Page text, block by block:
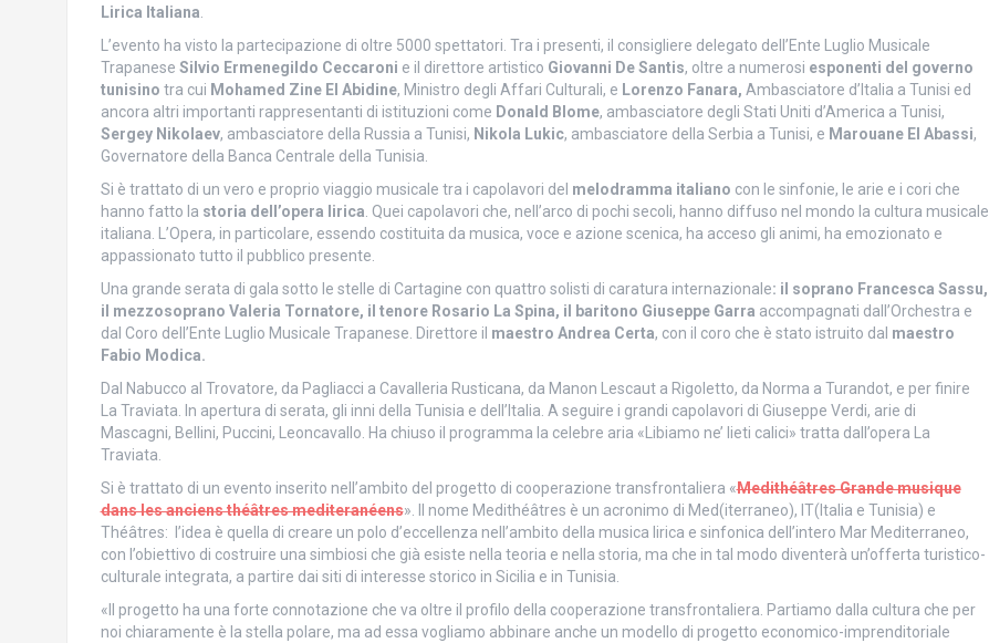
Lirica Italiana
L’evento ha visto la partecipazione di oltre 5000 spettatori. Tra i presenti, il consigliere delegato dell’Ente Luglio Musicale
Trapanese Silvio Ermenegildo Ceccaroni e il direttore artistico Giovanni De Santis, oltre a numerosi esponenti del governo
tunisino tra cui Mohamed Zine El Abidine, Ministro degli Affari Culturali, e Lorenzo Fanara, Ambasciatore d’Italia a Tunisi ed
ancora altri importanti rappresentanti di istituzioni come Donald Blome, ambasciatore degli Stati Uniti d’America a Tunisi,
Sergey Nikolaev, ambasciatore della Russia a Tunisi, Nikola Lukic, ambasciatore della Serbia a Tunisi, e Marouane El Abassi,
Governatore della Banca Centrale della Tunisia.
Si è trattato di un vero e proprio viaggio musicale tra i capolavori del melodramma italiano con le sinfonie, le arie e i cori che
hanno fatto la storia dell’opera lirica . Quei capolavori che, nell’arco di pochi secoli, hanno diffuso nel mondo la cultura musicale
italiana. L’Opera, in particolare, essendo costituita da musica, voce e azione scenica, ha acceso gli animi, ha emozionato e
appassionato tutto il pubblico presente.
Una grande serata di gala sotto le stelle di Cartagine con quattro solisti di caratura internazionale: il soprano Francesca Sassu,
il mezzosoprano Valeria Tornatore, il tenore Rosario La Spina, il baritono Giuseppe Garra accompagnati dall’Orchestra e
dal Coro dell’Ente Luglio Musicale Trapanese. Direttore il maestro Andrea Certa, con il coro che è stato istruito dal maestro
Fabio Modica.
Dal Nabucco al Trovatore, da Pagliacci a Cavalleria Rusticana, da Manon Lescaut a Rigoletto, da Norma a Turandot, e per finire
La Traviata. In apertura di serata, gli inni della Tunisia e dell’Italia. A seguire i grandi capolavori di Giuseppe Verdi, arie di
Mascagni, Bellini, Puccini, Leoncavallo. Ha chiuso il programma la celebre aria «Libiamo ne’ lieti calici» tratta dall’opera La
Traviata.
Si è trattato di un evento inserito nell’ambito del progetto di cooperazione transfrontaliera «Medithéâtres Grande musique
dans les anciens théâtres mediteranéens». Il nome Medithéâtres è un acronimo di Med(iterraneo), IT(Italia e Tunisia) e
Théâtres: l’idea è quella di creare un polo d’eccellenza nell’ambito della musica lirica e sinfonica dell’intero Mar Mediterraneo,
con l’obiettivo di costruire una simbiosi che già esiste nella teoria e nella storia, ma che in tal modo diventerà un’offerta turistico-
culturale integrata, a partire dai siti di interesse storico in Sicilia e in Tunisia.
«Il progetto ha una forte connotazione che va oltre il profilo della cooperazione transfrontaliera. Partiamo dalla cultura che per
noi chiaramente è la stella polare, ma ad essa vogliamo abbinare anche un modello di progetto economico-imprenditoriale